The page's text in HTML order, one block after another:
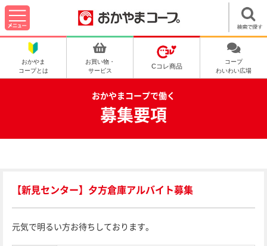
おかやま
コープとは
お買い物・
サービス
Cコレ商品
コープ
わいわい広場
おかやまコープで働く
募集要項
【新見センター】夕方倉庫アルバイト募集
元気で明るい方お待ちしております。